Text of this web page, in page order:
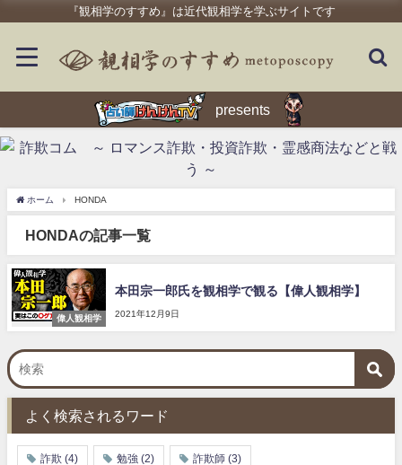
『観相学のすすめ』は近代観相学を学ぶサイトです
presents
ホーム HONDA
HONDAの記事一覧
偉人観相学
本田宗一郎氏を観相学で観る【偉人観相学】
2021年12月9日
よく検索されるワード
詐欺 (4) 勉強 (2) 詐欺師 (3)